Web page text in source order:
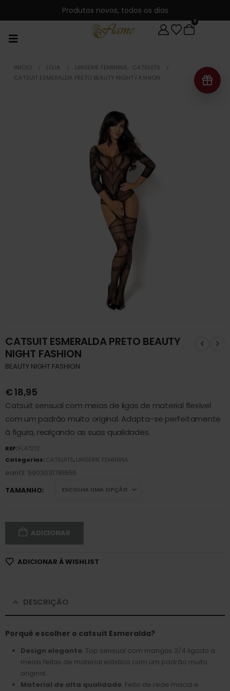
Produtos novos, todos os dias
0
INICIO LOJA LINGERIE FEMININA, CATSUITS
CATSUIT ESMERALDA PRETO BEAUTY NIGHT FASHION
CATSUIT ESMERALDA PRETO BEAUTY
NIGHT FASHION
BEAUTY NIGHT FASHION
€18,95
Catsuit sensual com meias de ligas de material flexível
com um padrão muito original. Adapta-se perfeitamente
à figura, realçando as suas qualidades.
REF:FL47212
Categorias:CATSUITS,LINGERIE FEMININA
ean13: 5903031781656
TAMANHO
ADICIONAR
ADICIONAR À WISHLIST
DESCRIÇÃO
Porquê escolher o catsuit Esmeralda?
Design elegante: Top sensual com mangas 3/4 ligado a
meias feitas de material elástico com um padrão muito
original.
Material de alta qualidade: Feito de rede macia e